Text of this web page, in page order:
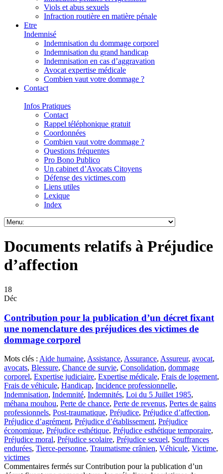
Viols et abus sexuels
Infraction routière en matière pénale
Etre
Indemnisé
Indemnisation du dommage corporel
Indemnisation du grand handicap
Indemnisation en cas d’aggravation
Avocat expertise médicale
Combien vaut votre dommage ?
Contact
Infos Pratiques
Contact
Rappel téléphonique gratuit
Coordonnées
Combien vaut votre dommage ?
Questions fréquentes
Pro Bono Publico
Un cabinet d’Avocats Citoyens
Défense des victimes.com
Liens utiles
Lexique
Index
Documents relatifs à Préjudice
d’affection
18
Déc
Contribution pour la publication d’un décret fixant
une nomenclature des préjudices des victimes de
dommage corporel
Mots clés : Aide humaine, Assistance, Assurance, Assureur, avocat,
avocats, Blessure, Chance de survie, Consolidation, dommage
corporel, Expertise judiciaire, Expertise médicale, Frais de logement,
Frais de véhicule, Handicap, Incidence professionnelle,
Indemnisation, Indemnité, Indemnités, Loi du 5 Juillet 1985,
méhana mouhou, Perte de chance, Perte de revenus, Pertes de gains
professionnels, Post-traumatique, Préjudice, Préjudice d’affection,
Préjudice d’agrément, Préjudice d’établissement, Préjudice
économique, Préjudice esthétique, Préjudice esthétique temporaire,
Préjudice moral, Préjudice scolaire, Préjudice sexuel, Souffrances
endurées, Tierce-personne, Traumatisme crânien, Véhicule, Victime,
victimes
Commentaires fermés sur Contribution pour la publication d’un